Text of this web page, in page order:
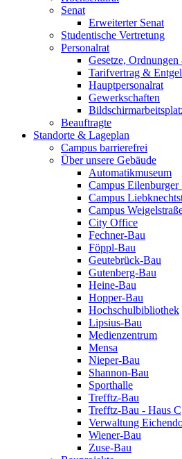
Senat
Erweiterter Senat
Studentische Vertretung
Personalrat
Gesetze,
Tarifvertrag &
Hauptpersonalrat
Gewerkschaften
Beauftragte
Standorte & Lageplan
Campus barrierefrei
Über unsere Gebäude
Automatikmuseum
Campus Eilenburger
Campus
Campus
City Office
Fechner-Bau
Föppl-Bau
Geutebrück-Bau
Gutenberg-Bau
Heine-Bau
Hopper-Bau
Hochschulbibliothek
Lipsius-Bau
Medienzentrum
Mensa
Nieper-Bau
Shannon-Bau
Sporthalle
Trefftz-Bau
Trefftz-Bau - Haus C
Verwaltung
Wiener-Bau
Zuse-Bau